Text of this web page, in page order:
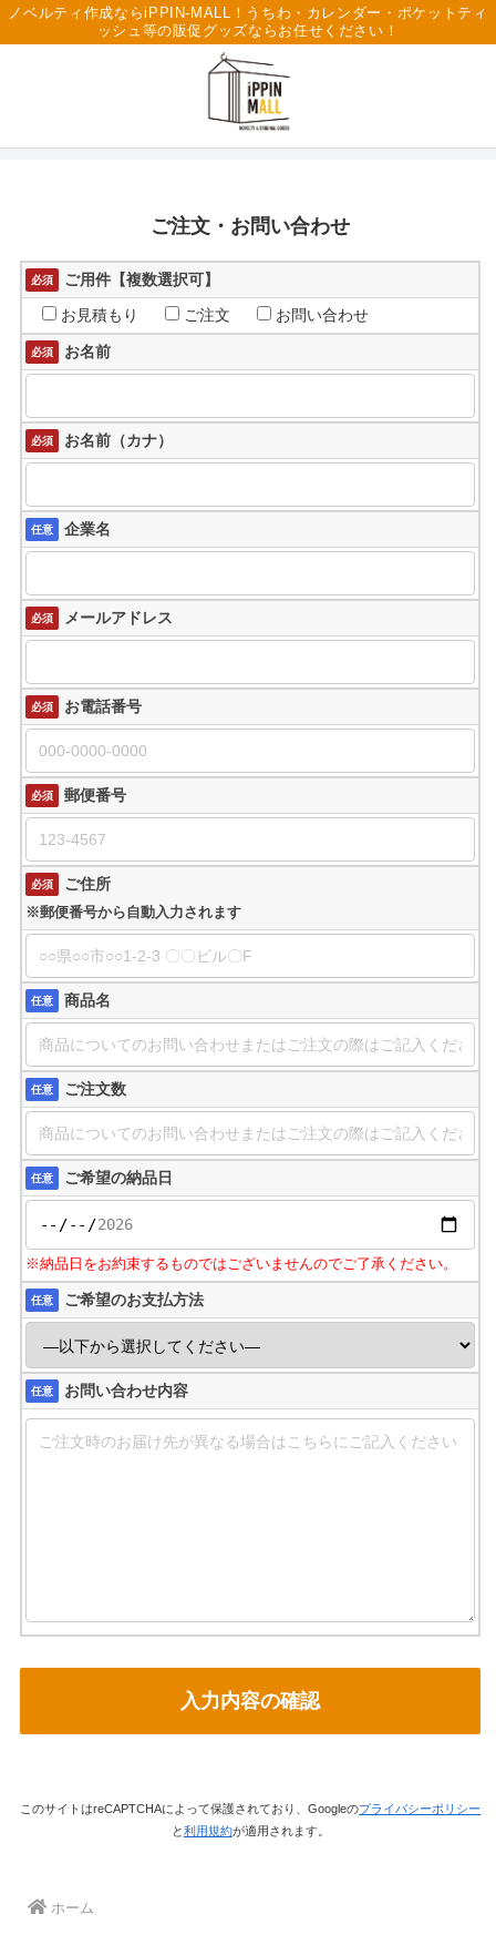
ノベルティ作成ならiPPIN-MALL！うちわ・カレンダー・ポケットティ
ッシュ等の販促グッズならお任せください！
ご注文・お問い合わせ
必須
ご用件【複数選択可】
お見積もり
ご注文 お問い合わせ
必須 お名前
必須 お名前（カナ）
任意 企業名
必須 メールアドレス
必須 お電話番号
必須 郵便番号
必須 ご住所
※郵便番号から自動入力されます
任意 商品名
任意 ご注文数
任意 ご希望の納品日
※納品日をお約束するものではございませんのでご了承ください。
任意 ご希望のお支払方法
任意 お問い合わせ内容
このサイトはreCAPTCHAによって保護されており、Googleのプライバシーポリシー
と利用規約が適用されます。
ホーム